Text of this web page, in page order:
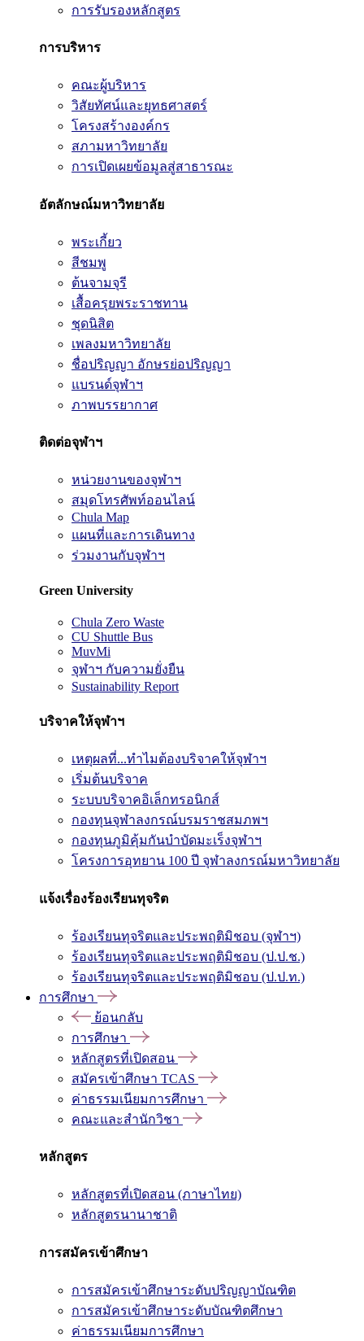
การรับรองหลักสูตร
การบริหาร
คณะผู้บริหาร
วิสัยทัศน์และยุทธศาสตร์
โครงสร้างองค์กร
สภามหาวิทยาลัย
การเปิดเผยข้อมูลสู่สาธารณะ
อัตลักษณ์มหาวิทยาลัย
พระเกี้ยว
สีชมพู
ต้นจามจุรี
เสื้อครุยพระราชทาน
ชุดนิสิต
เพลงมหาวิทยาลัย
ชื่อปริญญา อักษรย่อปริญญา
แบรนด์จุฬาฯ
ภาพบรรยากาศ
ติดต่อจุฬาฯ
หน่วยงานของจุฬาฯ
สมุดโทรศัพท์ออนไลน์
Chula Map
แผนที่และการเดินทาง
ร่วมงานกับจุฬาฯ
Green University
Chula Zero Waste
CU Shuttle Bus
MuvMi
จุฬาฯ กับความยั่งยืน
Sustainability Report
บริจาคให้จุฬาฯ
เหตุผลที่...ทำไมต้องบริจาคให้จุฬาฯ
เริ่มต้นบริจาค
ระบบบริจาคอิเล็กทรอนิกส์
กองทุนจุฬาลงกรณ์บรมราชสมภพฯ
กองทุนภูมิคุ้มกันบำบัดมะเร็งจุฬาฯ
โครงการอุทยาน 100 ปี จุฬาลงกรณ์มหาวิทยาลัย
แจ้งเรื่องร้องเรียนทุจริต
ร้องเรียนทุจริตและประพฤติมิชอบ (จุฬาฯ)
ร้องเรียนทุจริตและประพฤติมิชอบ (ป.ป.ช.)
ร้องเรียนทุจริตและประพฤติมิชอบ (ป.ป.ท.)
การศึกษา
ย้อนกลับ
การศึกษา
หลักสูตรที่เปิดสอน
สมัครเข้าศึกษา TCAS
ค่าธรรมเนียมการศึกษา
คณะและสำนักวิชา
หลักสูตร
หลักสูตรที่เปิดสอน (ภาษาไทย)
หลักสูตรนานาชาติ
การสมัครเข้าศึกษา
การสมัครเข้าศึกษาระดับปริญญาบัณฑิต
การสมัครเข้าศึกษาระดับบัณฑิตศึกษา
ค่าธรรมเนียมการศึกษา